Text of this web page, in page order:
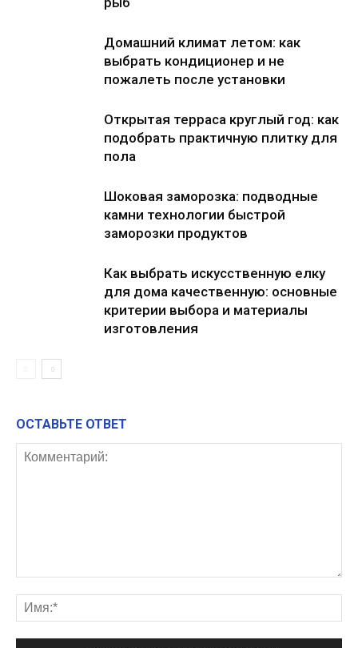
Домашний климат летом: как
выбрать кондиционер и не
пожалеть после установки
Открытая терраса круглый год: как
подобрать практичную плитку для
пола
Шоковая заморозка: подводные
камни технологии быстрой
заморозки продуктов
Как выбрать искусственную елку
для дома качественную: основные
критерии выбора и материалы
изготовления
ОСТАВЬТЕ ОТВЕТ